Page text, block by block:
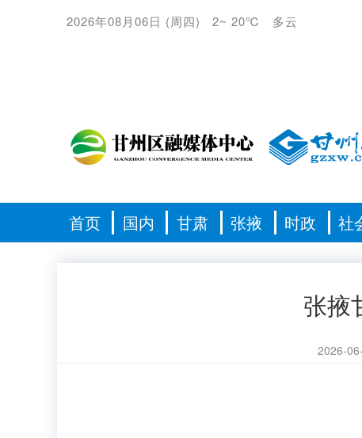
2026年08月06日 (周四) 2~ 20℃ 多云
首页 国内 甘肃 张掖 时政 社
张掖
2026-